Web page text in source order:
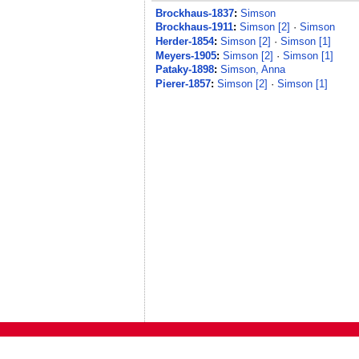
Brockhaus-1837: Simson
Brockhaus-1911: Simson [2] ·Simson
Herder-1854: Simson [2] ·Simson [1]
Meyers-1905: Simson [2] ·Simson [1]
Pataky-1898: Simson, Anna
Pierer-1857: Simson [2] ·Simson [1]